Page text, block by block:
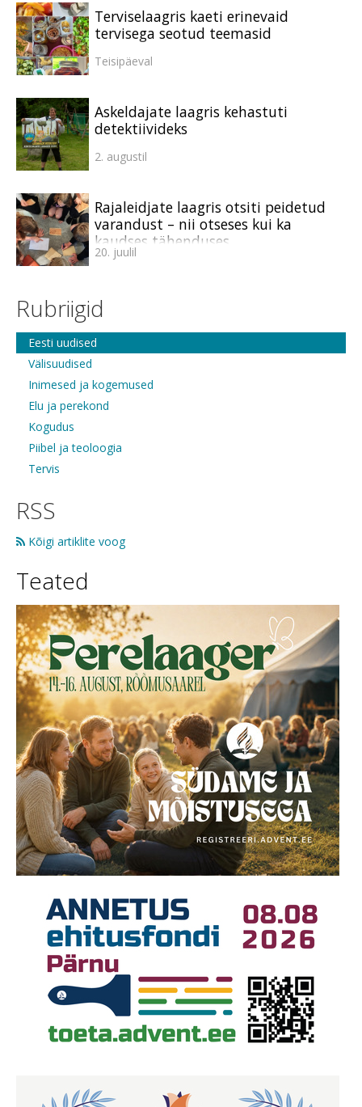
Terviselaagris kaeti erinevaid
tervisega seotud teemasid
Teisipäeval
Askeldajate laagris kehastuti
detektiivideks
2. augustil
Rajaleidjate laagris otsiti peidetud
varandust – nii otseses kui ka
kaudses tähenduses
20. juulil
Rubriigid
Eesti uudised
Välisuudised
Inimesed ja kogemused
Elu ja perekond
Kogudus
Piibel ja teoloogia
Tervis
RSS
Kõigi artiklite voog
Teated